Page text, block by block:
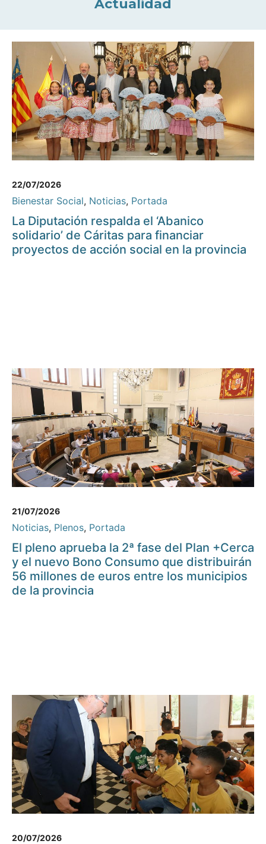
Actualidad
22/07/2026
Bienestar Social, Noticias, Portada
La Diputación respalda el ‘Abanico
solidario’ de Cáritas para financiar
proyectos de acción social en la provincia
21/07/2026
Noticias, Plenos, Portada
El pleno aprueba la 2ª fase del Plan +Cerca
y el nuevo Bono Consumo que distribuirán
56 millones de euros entre los municipios
de la provincia
20/07/2026